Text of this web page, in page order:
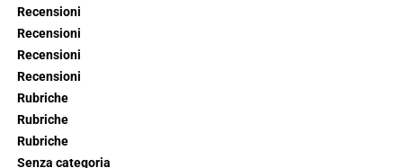
Recensioni
Recensioni
Recensioni
Recensioni
Rubriche
Rubriche
Rubriche
Senza categoria